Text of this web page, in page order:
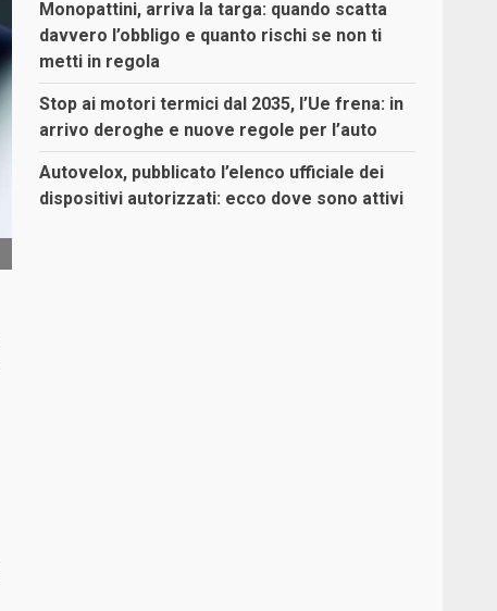
Monopattini, arriva la targa: quando scatta
davvero l’obbligo e quanto rischi se non ti
metti in regola
Stop ai motori termici dal 2035, l’Ue frena: in
arrivo deroghe e nuove regole per l’auto
Autovelox, pubblicato l’elenco ufficiale dei
dispositivi autorizzati: ecco dove sono attivi